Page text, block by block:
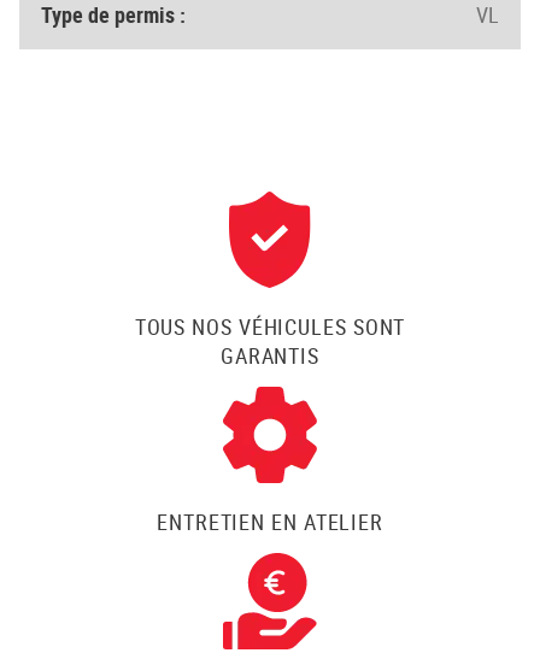
Type de permis : VL
TOUS NOS VÉHICULES SONT
GARANTIS
ENTRETIEN EN ATELIER